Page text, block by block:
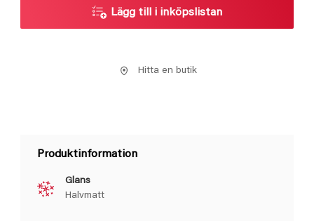
Lägg till i inköpslistan
Hitta en butik
Produktinformation
Glans
Halvmatt